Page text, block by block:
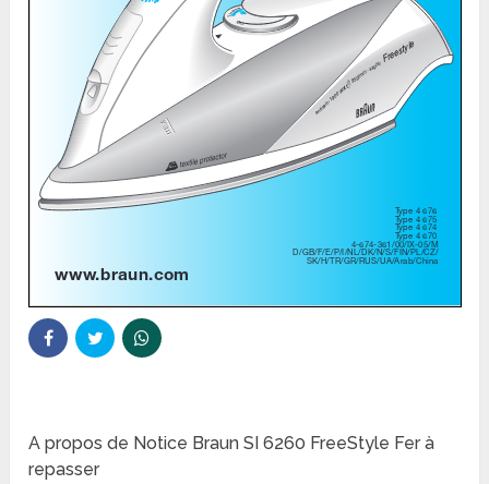
A propos de Notice Braun SI 6260 FreeStyle Fer à
repasser